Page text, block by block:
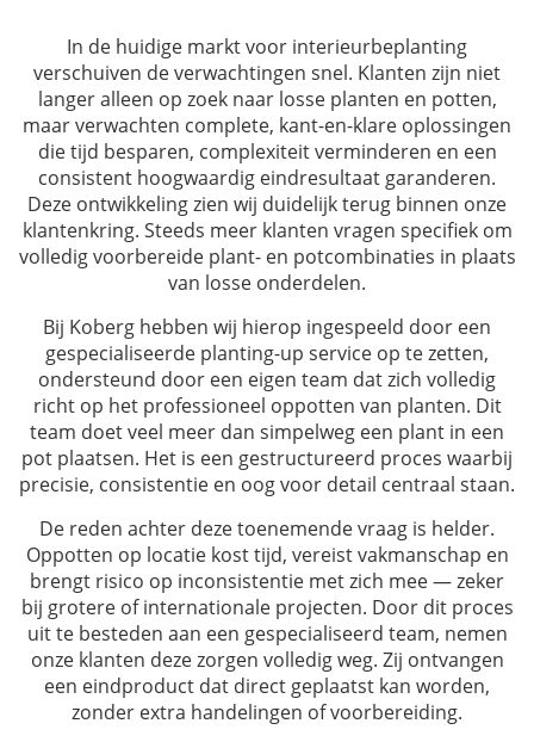
In de huidige markt voor interieurbeplanting
verschuiven de verwachtingen snel. Klanten zijn niet
langer alleen op zoek naar losse planten en potten,
maar verwachten complete, kant-en-klare oplossingen
die tijd besparen, complexiteit verminderen en een
consistent hoogwaardig eindresultaat garanderen.
Deze ontwikkeling zien wij duidelijk terug binnen onze
klantenkring. Steeds meer klanten vragen specifiek om
volledig voorbereide plant- en potcombinaties in plaats
van losse onderdelen.
Bij Koberg hebben wij hierop ingespeeld door een
gespecialiseerde planting-up service op te zetten,
ondersteund door een eigen team dat zich volledig
richt op het professioneel oppotten van planten. Dit
team doet veel meer dan simpelweg een plant in een
pot plaatsen. Het is een gestructureerd proces waarbij
precisie, consistentie en oog voor detail centraal staan.
De reden achter deze toenemende vraag is helder.
Oppotten op locatie kost tijd, vereist vakmanschap en
brengt risico op inconsistentie met zich mee — zeker
bij grotere of internationale projecten. Door dit proces
uit te besteden aan een gespecialiseerd team, nemen
onze klanten deze zorgen volledig weg. Zij ontvangen
een eindproduct dat direct geplaatst kan worden,
zonder extra handelingen of voorbereiding.